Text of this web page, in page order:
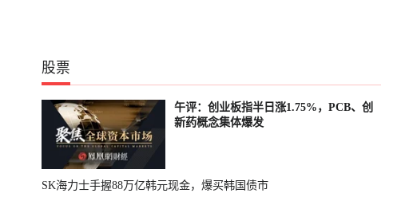
股票
午评：创业板指半日涨1.75%，PCB、创
新药概念集体爆发
SK海力士手握88万亿韩元现金，爆买韩国债市